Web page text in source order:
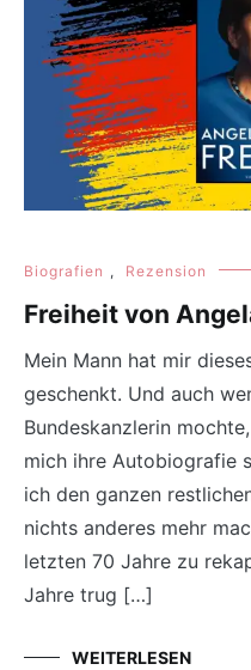
Biografien , Rezension
Freiheit von
Mein Mann hat mir
geschenkt. Und auch
Bundeskanzlerin
mich ihre Autobiografie
ich den ganzen
nichts anderes mehr
letzten 70 Jahre zu
Jahre trug […]
WEITERLESEN